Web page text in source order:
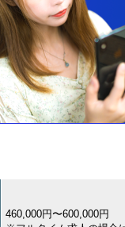
460,000円〜600,000円